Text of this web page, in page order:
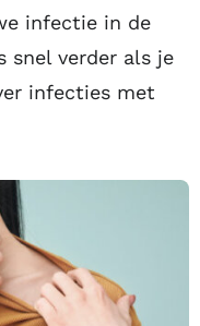
infectie in de
snel verder als je
infecties met